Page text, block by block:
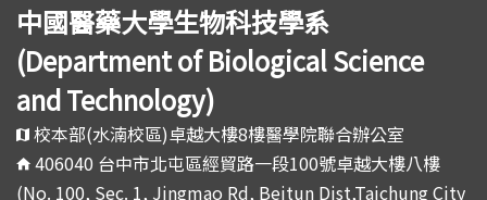
中國醫藥大學生物科技學系
(Department of Biological Science
and Technology)
校本部(水湳校區)卓越大樓8樓醫學院聯合辦公室
406040 台中市北屯區經貿路一段100號卓越大樓八樓
(No. 100, Sec. 1, Jingmao Rd, Beitun Dist,Taichung City